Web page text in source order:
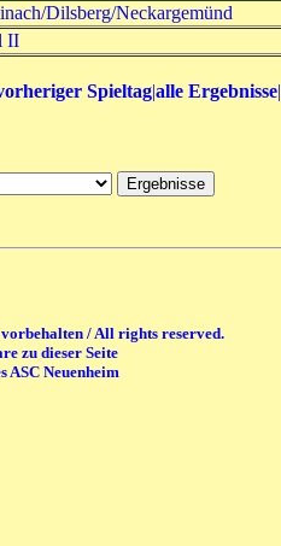
Dilsberg/Neckargemünd
II
Spieltag|alle Ergebnisse|
/ All rights reserved.
zu dieser Seite
ASC Neuenheim